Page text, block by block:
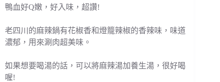
鴨血好Q嫩，好入味，超讚!
老四川的麻辣鍋有花椒香和燈籠辣椒的香辣味，味道
濃郁，用來涮肉超美味。
如果想要喝湯的話，可以將麻辣湯加養生湯，很好喝
喔!